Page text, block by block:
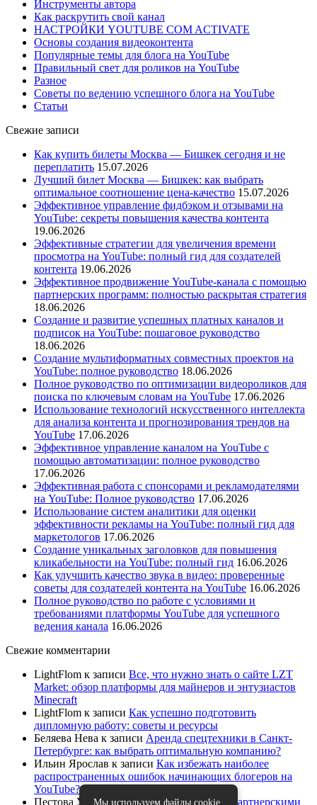
Инструменты автора
Как раскрутить свой канал
НАСТРОЙКИ YOUTUBE COM ACTIVATE
Основы создания видеоконтента
Популярные темы для блога на YouTube
Правильный свет для роликов на YouTube
Разное
Советы по ведению успешного блога на YouTube
Статьи
Свежие записи
Как купить билеты Москва — Бишкек сегодня и не
переплатить 15.07.2026
Лучший билет Москва — Бишкек: как выбрать
оптимальное соотношение цена-качество 15.07.2026
Эффективное управление фидбэком и отзывами на
YouTube: секреты повышения качества контента
19.06.2026
Эффективные стратегии для увеличения времени
просмотра на YouTube: полный гид для создателей
контента 19.06.2026
Эффективное продвижение YouTube-канала с помощью
партнерских программ: полностью раскрытая стратегия
18.06.2026
Создание и развитие успешных платных каналов и
подписок на YouTube: пошаговое руководство
18.06.2026
Создание мультиформатных совместных проектов на
YouTube: полное руководство 18.06.2026
Полное руководство по оптимизации видеороликов для
поиска по ключевым словам на YouTube 17.06.2026
Использование технологий искусственного интеллекта
для анализа контента и прогнозирования трендов на
YouTube 17.06.2026
Эффективное управление каналом на YouTube с
помощью автоматизации: полное руководство
17.06.2026
Эффективная работа с спонсорами и рекламодателями
на YouTube: Полное руководство 17.06.2026
Использование систем аналитики для оценки
эффективности рекламы на YouTube: полный гид для
маркетологов 17.06.2026
Создание уникальных заголовков для повышения
кликабельности на YouTube: полный гид 16.06.2026
Как улучшить качество звука в видео: проверенные
советы для создателей контента на YouTube 16.06.2026
Полное руководство по работе с условиями и
требованиями платформы YouTube для успешного
ведения канала 16.06.2026
Свежие комментарии
LightFlom к записи Все, что нужно знать о сайте LZT
Market: обзор платформы для майнеров и энтузиастов
Minecraft
LightFlom к записи Как успешно подготовить
дипломную работу: советы и ресурсы
Беляева Нева к записи Аренда спецтехники в Санкт-
Петербурге: как выбрать оптимальную компанию?
Ильин Ярослав к записи Как избежать наиболее
распространенных ошибок начинающих блогеров на
YouTube?
Пестова Устина к записиКак работать с партнерскими
Мы используем файлы cookie.